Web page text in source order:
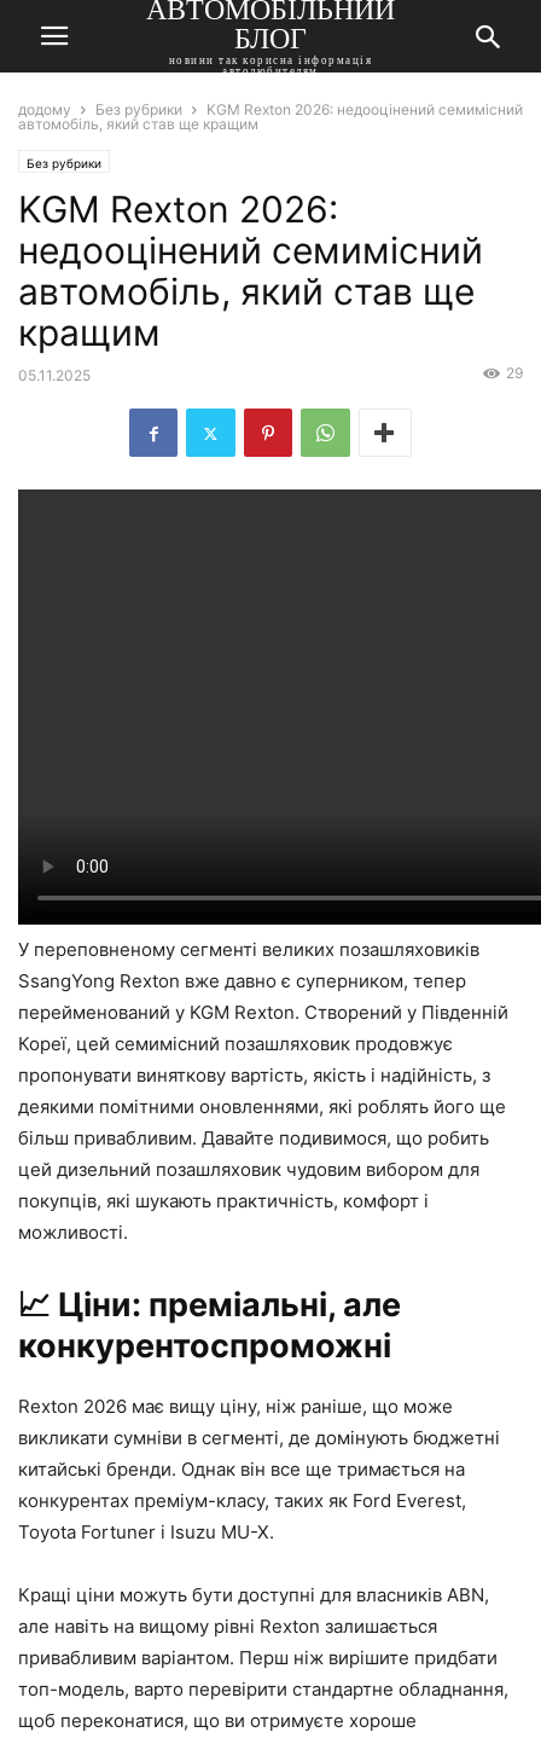
АВТОМОБІЛЬНИЙ
БЛОГ
новини так корисна інформація
автолюбителям
додому Без рубрики
KGM Rexton 2026: недооцінений семимісний
автомобіль, який став ще кращим
Без рубрики
KGM Rexton 2026:
недооцінений семимісний
автомобіль, який став ще
кращим
05.11.2025 29
У переповненому сегменті великих позашляховиків
SsangYong Rexton вже давно є суперником, тепер
перейменований у KGM Rexton. Створений у Південній
Кореї, цей семимісний позашляховик продовжує
пропонувати виняткову вартість, якість і надійність, з
деякими помітними оновленнями, які роблять його ще
більш привабливим. Давайте подивимося, що робить
цей дизельний позашляховик чудовим вибором для
покупців, які шукають практичність, комфорт і
можливості.
📈 Ціни: преміальні, але
конкурентоспроможні
Rexton 2026 має вищу ціну, ніж раніше, що може
викликати сумніви в сегменті, де домінують бюджетні
китайські бренди. Однак він все ще тримається на
конкурентах преміум-класу, таких як Ford Everest,
Toyota Fortuner і Isuzu MU-X.
Кращі ціни можуть бути доступні для власників ABN,
але навіть на вищому рівні Rexton залишається
привабливим варіантом. Перш ніж вирішите придбати
топ-модель, варто перевірити стандартне обладнання,
щоб переконатися, що ви отримуєте хороше